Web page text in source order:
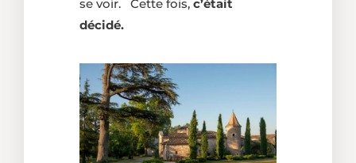
se voir. Cette fois, c’était
décidé.